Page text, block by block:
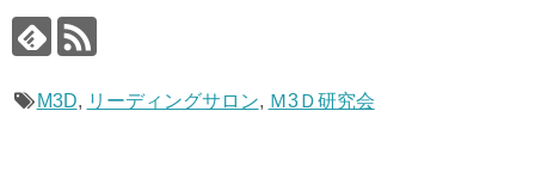
M3D, リーディングサロン, Ｍ3Ｄ研究会